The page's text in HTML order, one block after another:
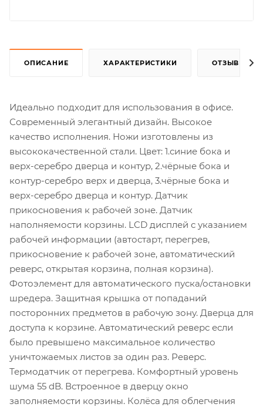
ОПИСАНИЕ ХАРАКТЕРИСТИКИ ОТЗЫВЫ
Идеально подходит для использования в офисе.
Современный элегантный дизайн. Высокое
качество исполнения. Ножи изготовлены из
высококачественной стали. Цвет: 1.синие бока и
верх-серебро дверца и контур, 2.чёрные бока и
контур-серебро верх и дверца, 3.чёрные бока и
верх-серебро дверца и контур. Датчик
прикосновения к рабочей зоне. Датчик
наполняемости корзины. LCD дисплей с указанием
рабочей информации (автостарт, перегрев,
прикосновение к рабочей зоне, автоматический
реверс, открытая корзина, полная корзина).
Фотоэлемент для автоматического пуска/остановки
шредера. Защитная крышка от попаданий
посторонних предметов в рабочую зону. Дверца для
доступа к корзине. Автоматический реверс если
было превышено максимальное количество
уничтожаемых листов за один раз. Реверс.
Термодатчик от перегрева. Комфортный уровень
шума 55 dB. Встроенное в дверцу окно
заполняемости корзины. Колёса для облегчения